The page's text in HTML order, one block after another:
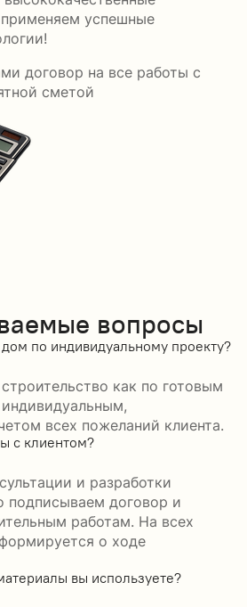
успешные
договор на все работы с
сметой
вопросы
по индивидуальному проекту?
как по готовым
всех пожеланий клиента.
с клиентом?
и разработки
подписываем договор и
работам. На всех
о ходе
вы используете?